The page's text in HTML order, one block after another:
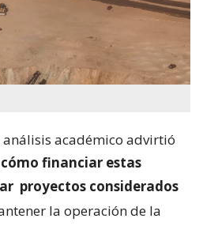
académico advirtió
cómo financiar estas
proyectos considerados
la operación de la